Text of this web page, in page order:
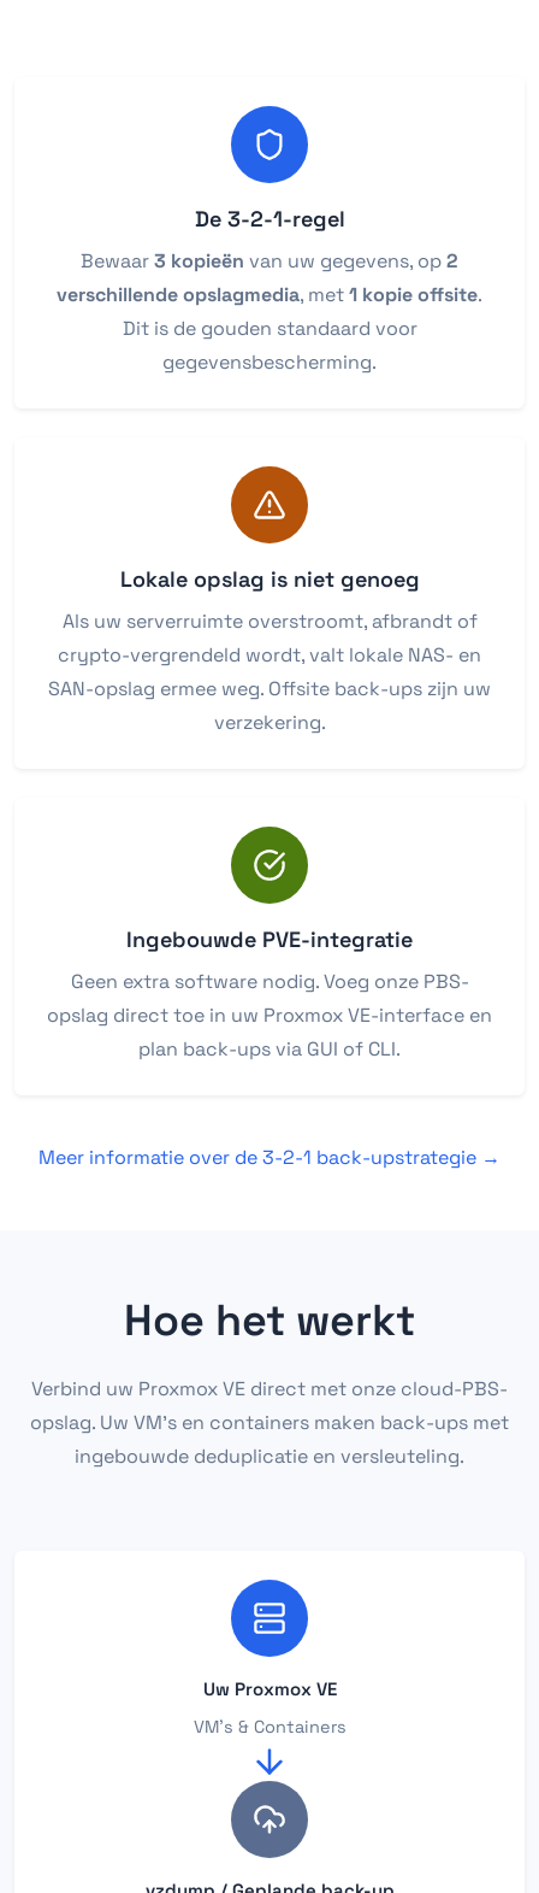
De 3-2-1-regel
Bewaar3 kopieën van uw gegevens, op2
verschillende opslagmedia, met1 kopie offsite.
Dit is de gouden standaard voor
gegevensbescherming.
Lokale opslag is niet genoeg
Als uw serverruimte overstroomt, afbrandt of
crypto-vergrendeld wordt, valt lokale NAS- en
SAN-opslag ermee weg. Offsite back-ups zijn uw
verzekering.
Ingebouwde PVE-integratie
Geen extra software nodig. Voeg onze PBS-
opslag direct toe in uw Proxmox VE-interface en
plan back-ups via GUI of CLI.
Meer informatie over de 3-2-1 back-upstrategie →
Hoe het werkt
Verbind uw Proxmox VE direct met onze cloud-PBS-
opslag. Uw VM's en containers maken back-ups met
ingebouwde deduplicatie en versleuteling.
Uw Proxmox VE
VM's & Containers